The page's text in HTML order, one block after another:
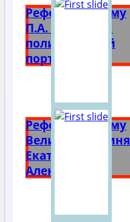
Реферат на тему
П.А. Столыпин
политический
портрет
Реферат на тему
Великая княгиня
Екатерина
Алексеевна